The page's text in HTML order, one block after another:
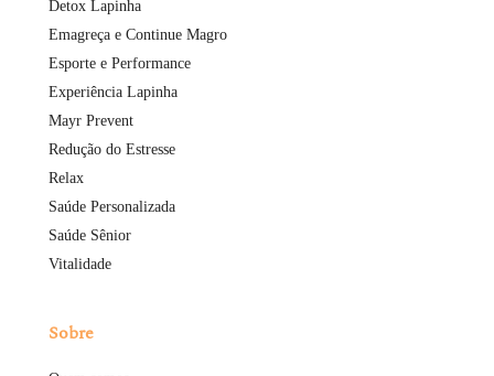
Detox Lapinha
Emagreça e Continue Magro
Esporte e Performance
Experiência Lapinha
Mayr Prevent
Redução do Estresse
Relax
Saúde Personalizada
Saúde Sênior
Vitalidade
Sobre